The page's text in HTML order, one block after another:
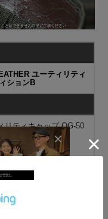
ユーティリティ
ションB
リティキャップ OG-50
GREEN 507
性に考慮されていま
、補強しつつ整髪剤や